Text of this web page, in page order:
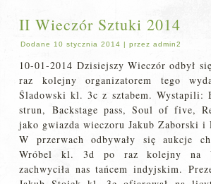
II Wieczór Sztuki 2014
Dodane 10 stycznia 2014 |przez admin2
10-01-2014 Dzisiejszy Wieczór odbył
raz kolejny organizatorem tego
Śladowski kl. 3c z sztabem. Wystapili:
strun, Backstage pass, Soul of five,
jako gwiazda wieczoru Jakub Zaborski i
W przerwach odbywały się aukcje
Wróbel kl. 3d po raz kolejny na
zachwyciła nas tańcem indyjskim.